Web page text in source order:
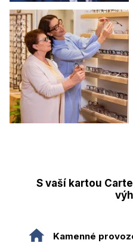
S vaší kartou
Kamenné